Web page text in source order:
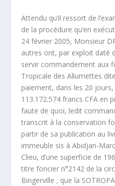
Attendu qu’il ressort de
de la procédure qu’en
24 février 2005, Monsieur
autres ont, par exploit daté
servir commandement aux
Tropicale des Allumettes
paiement, dans les 20
113.172.574 francs CFA en
faute de quoi, ledit
transcrit à la conservation
partir de sa publication au
immeuble sis à Abidjan-
Clieu, d’une superficie de
titre foncier n°2142 de la
Bingerville ; que la